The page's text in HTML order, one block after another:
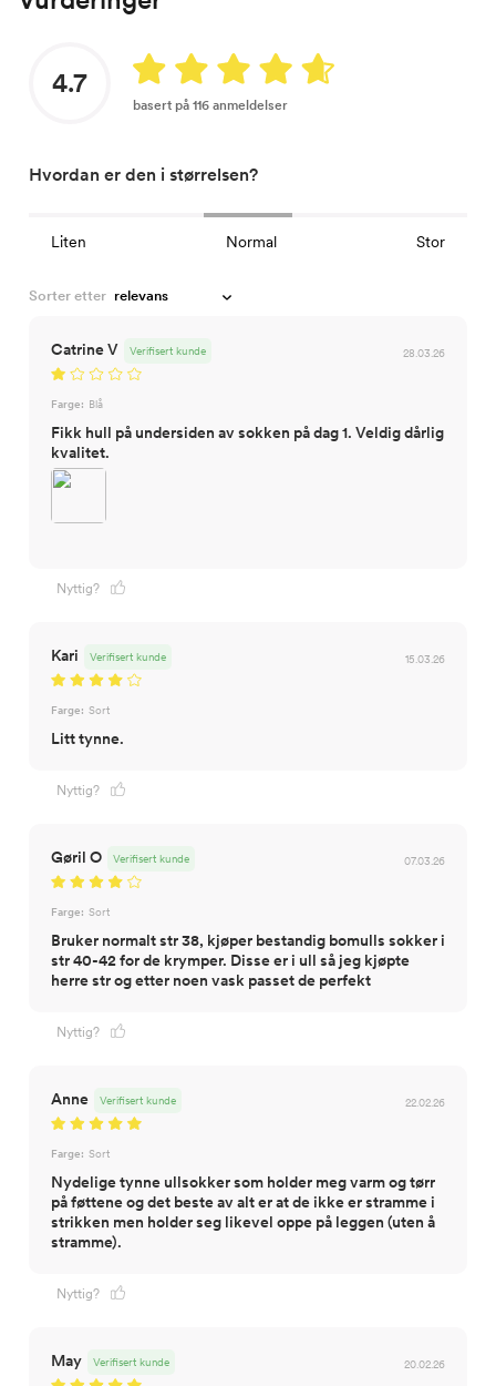
4.7
basert på 116 anmeldelser
Hvordan er den i størrelsen?
Liten Normal Stor
Sorter etter
Catrine V 28.03.26
Verifisert kunde
Farge: Blå
Fikk hull på undersiden av sokken på dag 1. Veldig dårlig
kvalitet.
Nyttig?
Kari 15.03.26
Verifisert kunde
Farge: Sort
Litt tynne.
Nyttig?
Gøril O 07.03.26
Verifisert kunde
Farge: Sort
Bruker normalt str 38, kjøper bestandig bomulls sokker i
str 40-42 for de krymper. Disse er i ull så jeg kjøpte
herre str og etter noen vask passet de perfekt
Nyttig?
Anne 22.02.26
Verifisert kunde
Farge: Sort
Nydelige tynne ullsokker som holder meg varm og tørr
på føttene og det beste av alt er at de ikke er stramme i
strikken men holder seg likevel oppe på leggen (uten å
stramme).
Nyttig?
May 20.02.26
Verifisert kunde